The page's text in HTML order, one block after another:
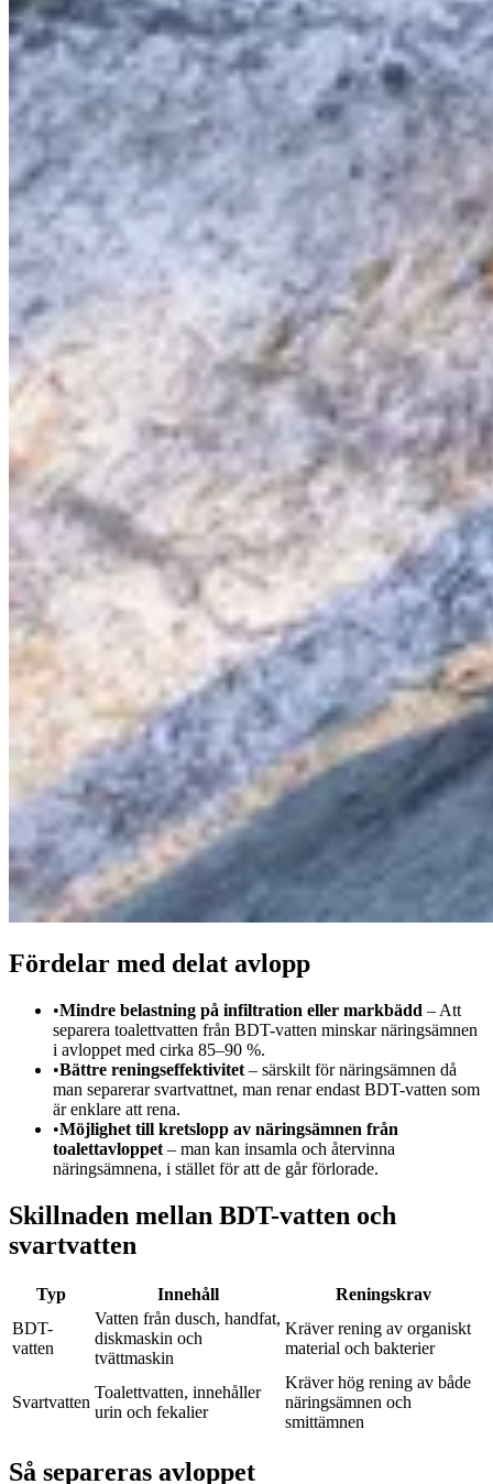
Fördelar med delat avlopp
•Mindre belastning på infiltration eller markbädd – Att
separera toalettvatten från BDT-vatten minskar näringsämnen
i avloppet med cirka 85–90 %.
•Bättre reningseffektivitet – särskilt för näringsämnen då
man separerar svartvattnet, man renar endast BDT-vatten som
är enklare att rena.
•Möjlighet till kretslopp av näringsämnen från
toalettavloppet – man kan insamla och återvinna
näringsämnena, i stället för att de går förlorade.
Skillnaden mellan BDT-vatten och
svartvatten
Typ Innehåll
Reningskrav
BDT-
vatten
Vatten från dusch, handfat,
diskmaskin och
tvättmaskin
Kräver rening av organiskt
material och bakterier
Svartvatten
Toalettvatten, innehåller
urin och fekalier
Kräver hög rening av både
näringsämnen och
smittämnen
Så separeras avloppet